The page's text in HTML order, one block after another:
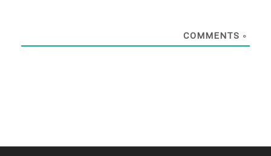
0